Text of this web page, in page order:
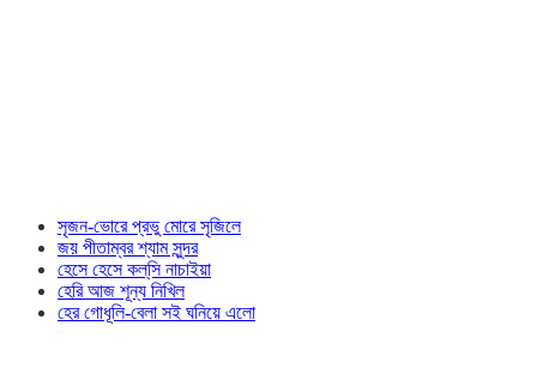
সৃজন-ভোরে প্রভু মোরে সৃজিলে
জয় পীতাম্বর শ্যাম সুন্দর
হেসে হেসে কল্‌সি নাচাইয়া
হেরি আজ শূন্য নিখিল
হের গোধূলি-বেলা সই ঘনিয়ে এলো